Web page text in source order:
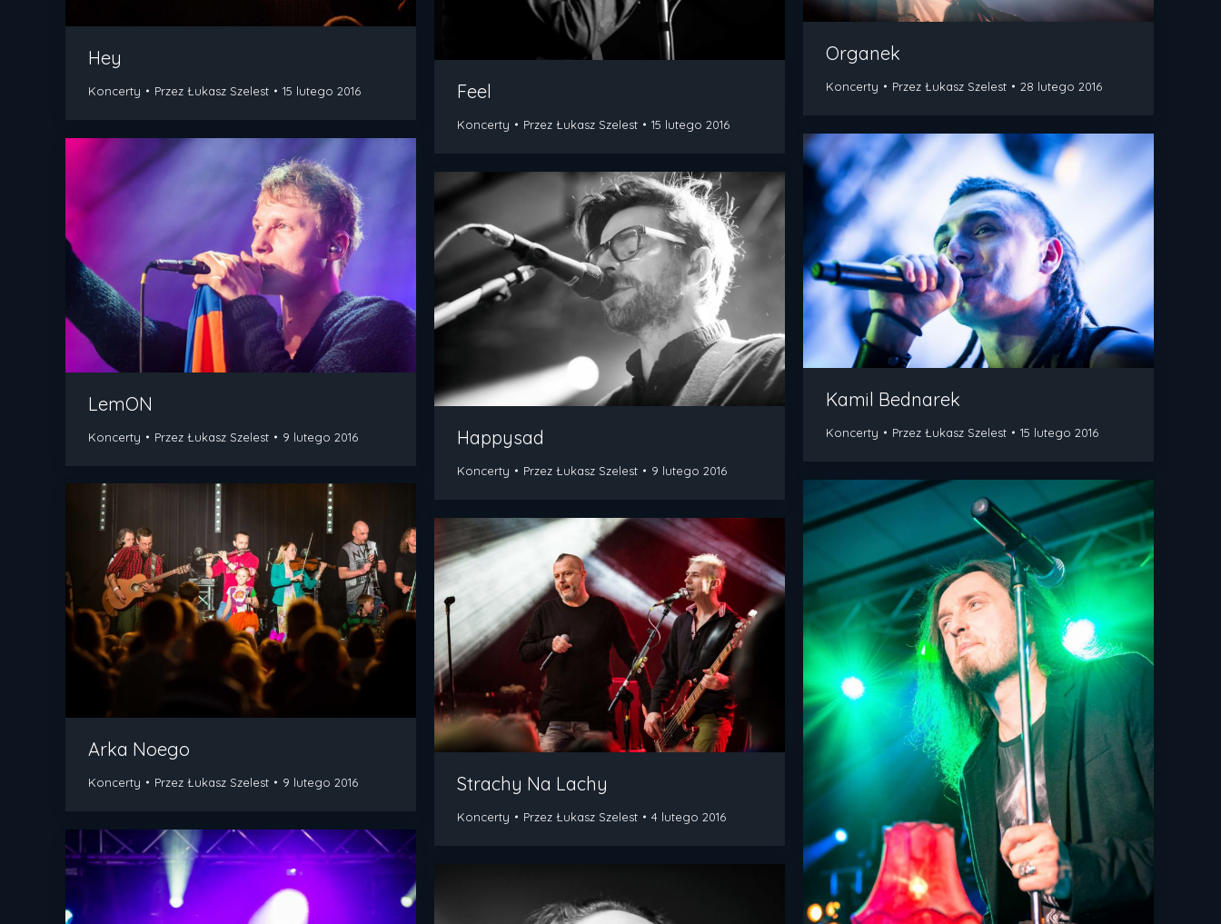
Organek
Koncerty Przez Łukasz Szelest 28 lutego 2016
Hey
Koncerty Przez Łukasz Szelest 15 lutego 2016 Feel
Koncerty Przez Łukasz Szelest 15 lutego 2016
Kamil Bednarek
Koncerty Przez Łukasz Szelest 15 lutego 2016
LemON
Koncerty Przez Łukasz Szelest 9 lutego 2016 Happysad
Koncerty Przez Łukasz Szelest 9 lutego 2016
Arka Noego
Koncerty Przez Łukasz Szelest 9 lutego 2016 Strachy Na Lachy
Koncerty Przez Łukasz Szelest 4 lutego 2016